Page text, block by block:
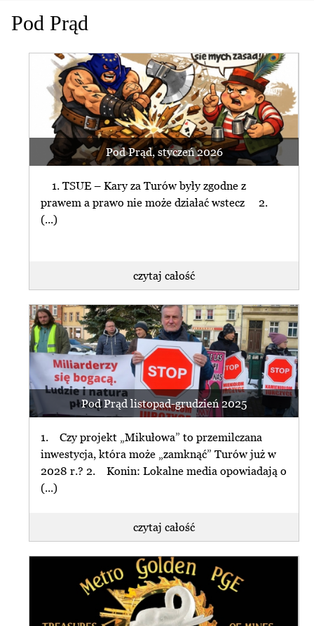
Pod Prąd
Pod Prąd, styczeń 2026
1. TSUE – Kary za Turów były zgodne z
prawem a prawo nie może działać wstecz 2.
(...)
czytaj całość
Pod Prąd listopad-grudzień 2025
1. Czy projekt „Mikułowa” to przemilczana
inwestycja, która może „zamknąć” Turów już w
2028 r.? 2. Konin: Lokalne media opowiadają o
(...)
czytaj całość